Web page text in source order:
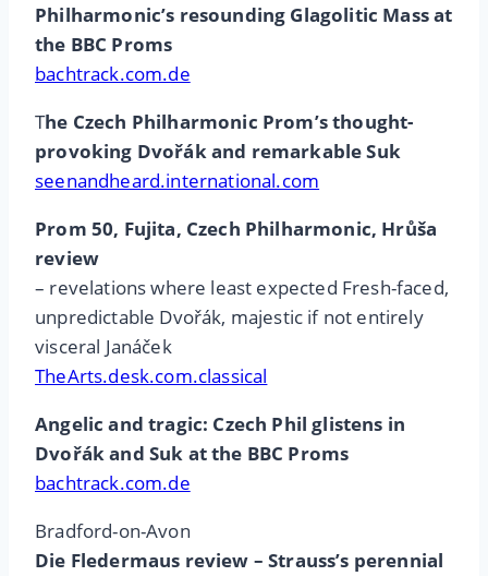
Philharmonic’s resounding Glagolitic Mass at
the BBC Proms
bachtrack.com.de
The Czech Philharmonic Prom’s thought-
provoking Dvořák and remarkable Suk
seenandheard.international.com
Prom 50, Fujita, Czech Philharmonic, Hrůša
review
– revelations where least expected Fresh-faced,
unpredictable Dvořák, majestic if not entirely
visceral Janáček
TheArts.desk.com.classical
Angelic and tragic: Czech Phil glistens in
Dvořák and Suk at the BBC Proms
bachtrack.com.de
Bradford-on-Avon
Die Fledermaus review – Strauss’s perennial